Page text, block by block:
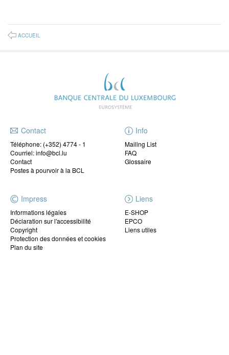
ACCUEIL
Contact
Téléphone: (+352) 4774 - 1
Courriel: info@bcl.lu
Contact
Postes à pourvoir à la BCL
Info
Mailing List
FAQ
Glossaire
Impress
Informations légales
Déclaration sur l'accessibilité
Copyright
Protection des données et cookies
Plan du site
Liens
E-SHOP
EPCO
Liens utiles